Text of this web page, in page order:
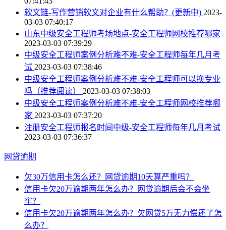
软文链-写作营销软文对企业有什么帮助？(更新中) 2023-
03-03 07:40:17
山东中级安全工程师考场地点-安全工程师网校推荐哪家
2023-03-03 07:39:29
中级安全工程师案例分析难不难-安全工程师每年几月考
试 2023-03-03 07:38:46
中级安全工程师案例分析难不难-安全工程师可以换专业
吗（推荐阅读） 2023-03-03 07:38:03
中级安全工程师案例分析难不难-安全工程师网校推荐哪
家 2023-03-03 07:37:20
注册安全工程师报名时间中级-安全工程师每年几月考试
2023-03-03 07:36:37
网贷逾期
欠30万信用卡怎么还？网贷逾期10天算严重吗？
信用卡欠20万逾期两年怎么办？网贷逾期后会不会坐
牢？
信用卡欠20万逾期两年怎么办？欠网贷5万无力偿还了怎
么办？